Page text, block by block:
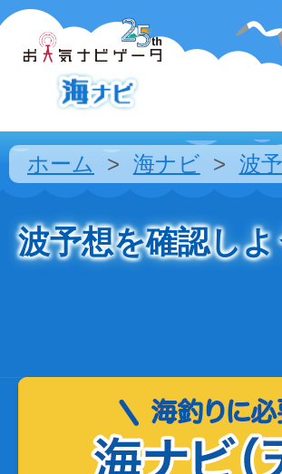
ホーム 海ナビ 波
波予想を確認しよ